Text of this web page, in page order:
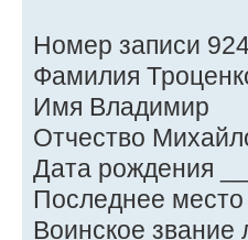
Номер записи
Фамилия
Имя Владимир
Отчество
Дата рождения
Последнее
Воинское звание